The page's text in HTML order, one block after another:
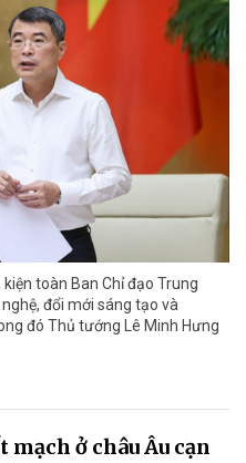
toàn Ban Chỉ đạo Trung
đổi mới sáng tạo và
đó Thủ tướng Lê Minh Hưng
ở châu Âu cạn